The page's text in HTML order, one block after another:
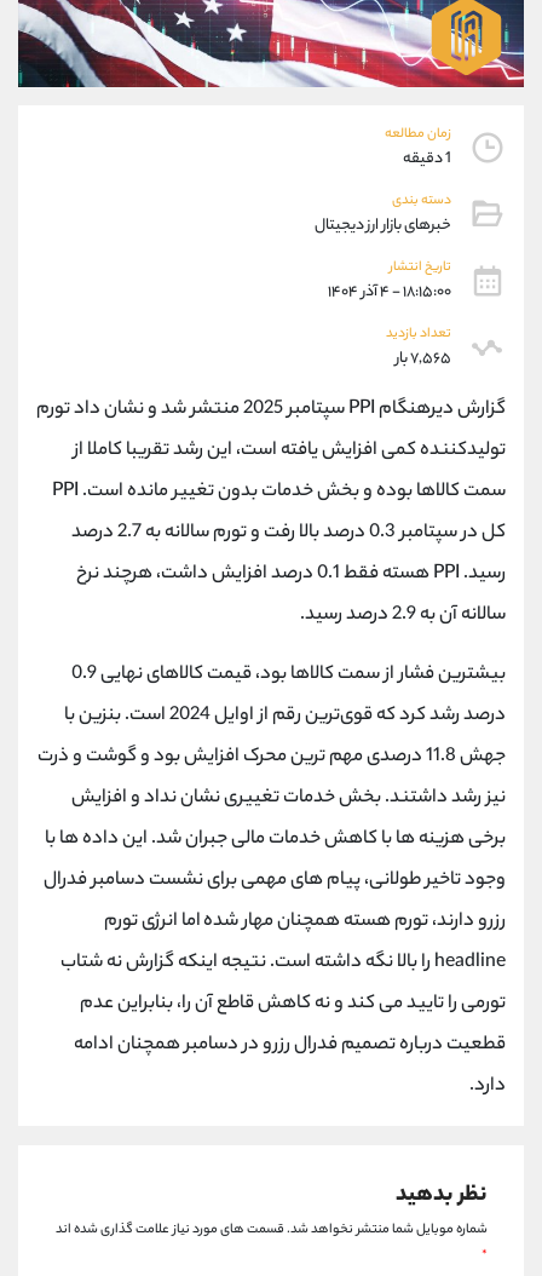
زمان مطالعه
1 دقیقه
دسته بندی
خبرهای بازار ارز دیجیتال
تاریخ انتشار
۱۸:۱۵:۰۰ - ۴ آذر ۱۴۰۴
تعداد بازدید
۷,۵۶۵ بار
گزارش دیرهنگام PPI سپتامبر 2025 منتشر شد و نشان داد تورم
تولیدکننده کمی افزایش یافته است، این رشد تقریبا کاملا از
سمت کالاها بوده و بخش خدمات بدون تغییر مانده است. PPI
کل در سپتامبر 0.3 درصد بالا رفت و تورم سالانه به 2.7 درصد
رسید. PPI هسته فقط 0.1 درصد افزایش داشت، هرچند نرخ
سالانه آن به 2.9 درصد رسید.
بیشترین فشار از سمت کالاها بود، قیمت کالاهای نهایی 0.9
درصد رشد کرد که قوی‌ترین رقم از اوایل 2024 است. بنزین با
جهش 11.8 درصدی مهم ترین محرک افزایش بود و گوشت و ذرت
نیز رشد داشتند. بخش خدمات تغییری نشان نداد و افزایش
برخی هزینه ها با کاهش خدمات مالی جبران شد. این داده ها با
وجود تاخیر طولانی، پیام های مهمی برای نشست دسامبر فدرال
رزرو دارند، تورم هسته همچنان مهار شده اما انرژی تورم
headline را بالا نگه داشته است. نتیجه اینکه گزارش نه شتاب
تورمی را تایید می کند و نه کاهش قاطع آن را، بنابراین عدم
قطعیت درباره تصمیم فدرال رزرو در دسامبر همچنان ادامه
دارد.
نظر بدهید
شماره موبایل شما منتشر نخواهد شد.قسمت های مورد نیاز علامت گذاری شده اند
*
09304891085
واتساپ شروع گفتگو
تلگرام @Armteam_admin_103
پشتیبان فروش
موبایل
واتساپ
تلگرام
داخلی
اطلاعات تماس
تلفن 021-22021030
بدون پیش شماره 90001030
اینستاگرام @alireza.mehrabii
کانال تلگرام @alirezamehrabi_com